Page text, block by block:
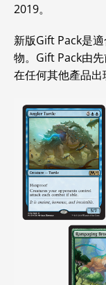
2019。
新版Gift Pack是
物。Gift Pack由
在任何其他產品出